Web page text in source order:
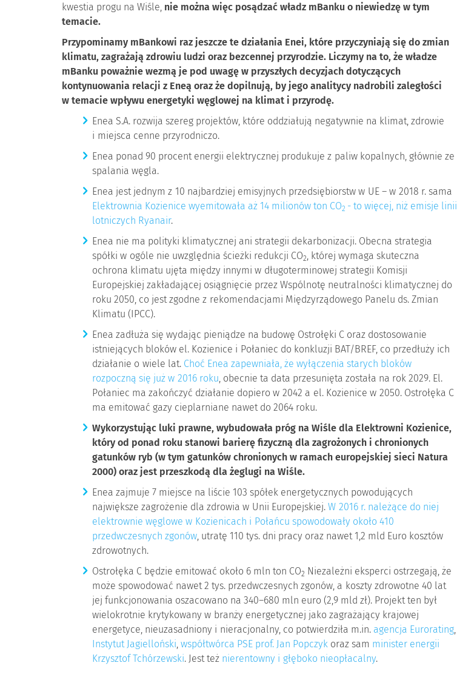
kwestia progu na Wiśle, nie można więc posądzać władz mBanku o niewiedzę w tym
temacie.
Przypominamy mBankowi raz jeszcze te działania Enei, które przyczyniają się do zmian
klimatu, zagrażają zdrowiu ludzi oraz bezcennej przyrodzie. Liczymy na to, że władze
mBanku poważnie wezmą je pod uwagę w przyszłych decyzjach dotyczących
kontynuowania relacji z Eneą oraz że dopilnują, by jego analitycy nadrobili zaległości
w temacie wpływu energetyki węglowej na klimat i przyrodę.
Enea S.A. rozwija szereg projektów, które oddziałują negatywnie na klimat, zdrowie
i miejsca cenne przyrodniczo.
Enea ponad 90 procent energii elektrycznej produkuje z paliw kopalnych, głównie ze
spalania węgla.
Enea jest jednym z 10 najbardziej emisyjnych przedsiębiorstw w UE – w 2018 r. sama
Elektrownia Kozienice wyemitowała aż 14 milionów ton CO2 - to więcej, niż emisje linii
lotniczych Ryanair.
Enea nie ma polityki klimatycznej ani strategii dekarbonizacji. Obecna strategia
spółki w ogóle nie uwzględnia ścieżki redukcji CO2
, której wymaga skuteczna
ochrona klimatu ujęta między innymi w długoterminowej strategii Komisji
Europejskiej zakładającej osiągnięcie przez Wspólnotę neutralności klimatycznej do
roku 2050, co jest zgodne z rekomendacjami Międzyrządowego Panelu ds. Zmian
Klimatu (IPCC).
Enea zadłuża się wydając pieniądze na budowę Ostrołęki C oraz dostosowanie
istniejących bloków el. Kozienice i Połaniec do konkluzji BAT/BREF, co przedłuży ich
działanie o wiele lat. Choć Enea zapewniała, że wyłączenia starych bloków
rozpoczną się już w 2016 roku , obecnie ta data przesunięta została na rok 2029. El.
Połaniec ma zakończyć działanie dopiero w 2042 a el. Kozienice w 2050. Ostrołęka C
ma emitować gazy cieplarniane nawet do 2064 roku.
Wykorzystując luki prawne, wybudowała próg na Wiśle dla Elektrowni Kozienice,
który od ponad roku stanowi barierę fizyczną dla zagrożonych i chronionych
gatunków ryb (w tym gatunków chronionych w ramach europejskiej sieci Natura
2000) oraz jest przeszkodą dla żeglugi na Wiśle.
Enea zajmuje 7 miejsce na liście 103 spółek energetycznych powodujących
największe zagrożenie dla zdrowia w Unii Europejskiej. W 2016 r. należące do niej
elektrownie węglowe w Kozienicach i Połańcu spowodowały około 410
przedwczesnych zgonów , utratę 110 tys. dni pracy oraz nawet 1,2 mld Euro kosztów
zdrowotnych.
Ostrołęka C będzie emitować około 6 mln ton CO2 Niezależni eksperci ostrzegają, że
może spowodować nawet 2 tys. przedwczesnych zgonów, a koszty zdrowotne 40 lat
jej funkcjonowania oszacowano na 340–680 mln euro (2,9 mld zł). Projekt ten był
wielokrotnie krytykowany w branży energetycznej jako zagrażający krajowej
energetyce, nieuzasadniony i nieracjonalny, co potwierdziła m.in. agencja Eurorating
Instytut Jagielloński współtwórca PSE prof. Jan Popczyk oraz sam minister energii
Krzysztof Tchórzewski. Jest też nierentowny i głęboko nieopłacalny.